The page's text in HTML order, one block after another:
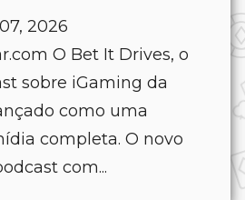
2026
O Bet It Drives, o
sobre iGaming da
como uma
completa. O novo
com...